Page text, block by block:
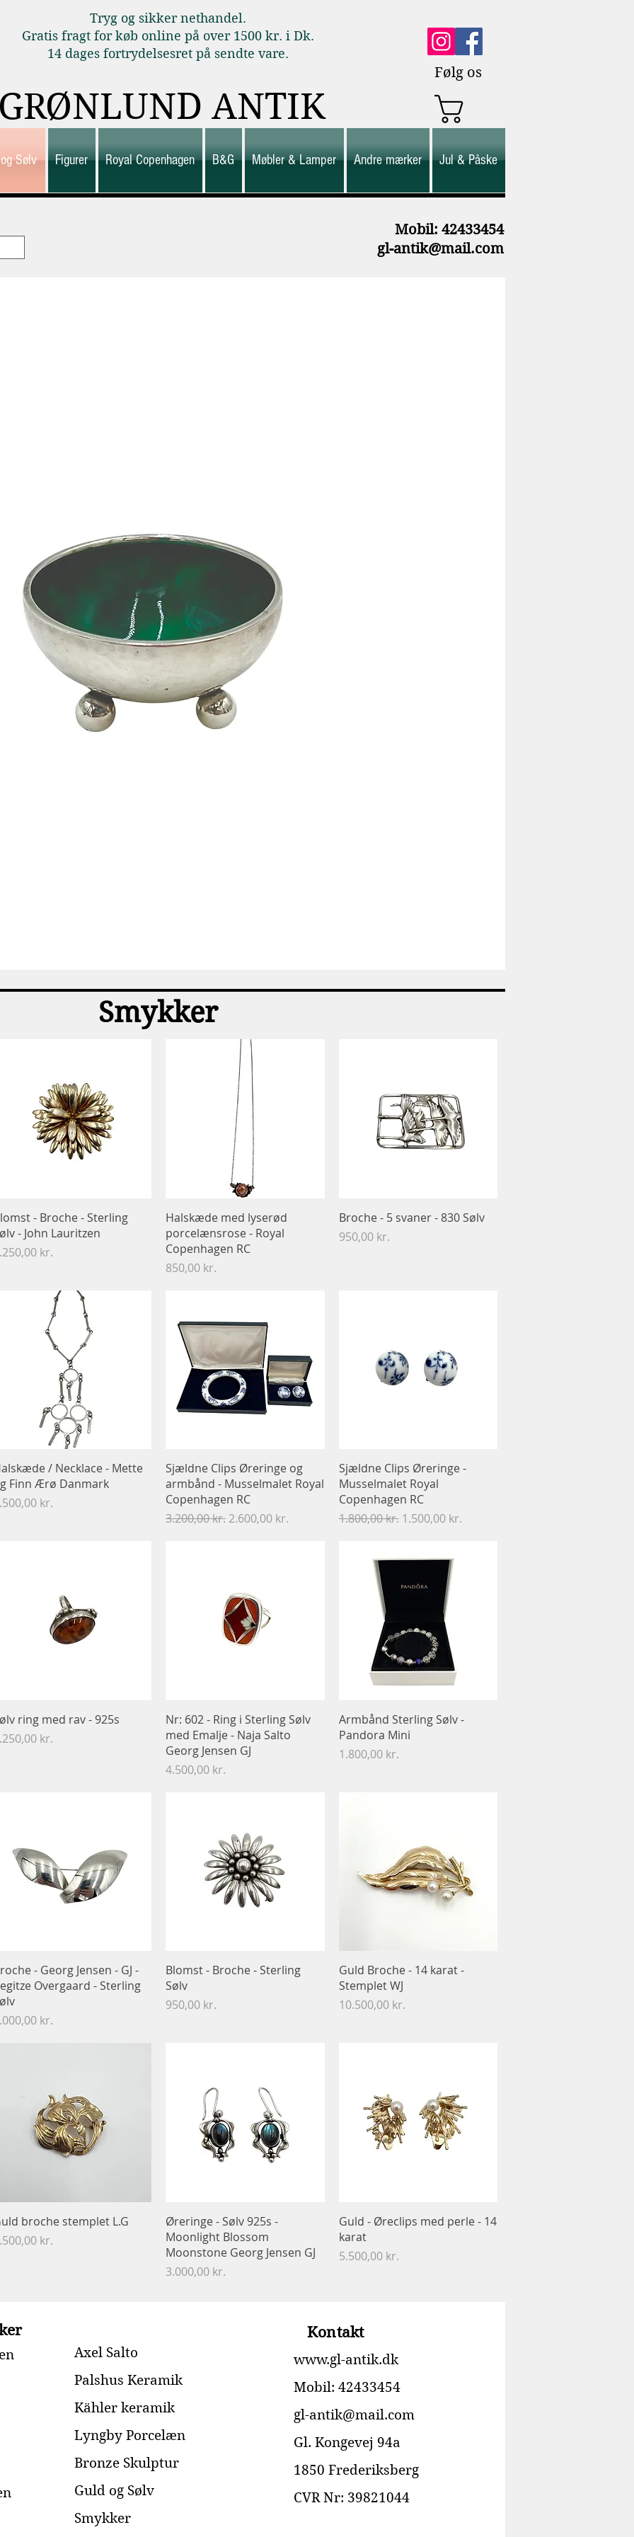
Tryg og sikker nethandel.
Gratis fragt for køb online på over 1500 kr. i Dk.
14 dages fortrydelsesret på sendte vare.
Følg os
GRØNLUND ANTIK
Sølv Figurer Royal Copenhagen B&G Møbler & Lamper Andre mærker Jul & Påske
Mobil: 42433454
gl-antik@mail.com
Hurtigvisning
-
Smykker
Hurtigvisning
- Broche​​​​​​​ - Sterling
- John Lauritzen
kr.
Hurtigvisning
Halskæde med lyserød
porcelænsrose - Royal
Copenhagen RC
Pris
850,00 kr.
Hurtigvisning
Broche​​​​​​​ - 5 svaner - 830 Sølv
Pris
950,00 kr.
Hurtigvisning
/ Necklace - Mette
Finn Ærø Danmark
kr.
Hurtigvisning
Sjældne Clips Øreringe og
armbånd - Musselmalet Royal
Copenhagen RC
Regulær pris
3.200,00 kr. Salgspris
2.600,00 kr.
Hurtigvisning
Sjældne Clips Øreringe -
Musselmalet Royal
Copenhagen RC
Regulær pris
1.800,00 kr. Salgspris
1.500,00 kr.
Hurtigvisning
ring med rav - 925s
kr.
Hurtigvisning
Nr: 602 - Ring i Sterling Sølv
med Emalje - Naja Salto
Georg Jensen GJ
Pris
4.500,00 kr.
Hurtigvisning
Armbånd Sterling Sølv -
Pandora ​​​​​​​Mini
Pris
1.800,00 kr.
Hurtigvisning
- Georg Jensen - GJ -
Overgaard - Sterling
kr.
Hurtigvisning
Blomst - Broche​​​​​​​ - Sterling
Sølv
Pris
950,00 kr.
Hurtigvisning
Guld Broche - 14 karat -
Stemplet WJ
Pris
10.500,00 kr.
Hurtigvisning
broche stemplet L.G
kr.
Hurtigvisning
Øreringe - Sølv 925s - ​​​​​​​
Moonlight Blossom
Moonstone Georg Jensen GJ
Pris
3.000,00 kr.
Hurtigvisning
Guld - Øreclips med perle - 14
karat
Pris
5.500,00 kr.
Axel Salto
Palshus Keramik
Kähler keramik
Lyngby Porcelæn
Bronze Skulptur
Guld og Sølv
Smykker
Kontakt
www.gl-antik.dk
Mobil: 42433454
gl-antik@mail.com
Gl. Kongevej 94a
1850 Frederiksberg
CVR Nr: 39821044